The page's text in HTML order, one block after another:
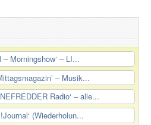
– Morningshow‘ – LI...
– Musik...
Radio‘ – alle...
(Wiederholun...